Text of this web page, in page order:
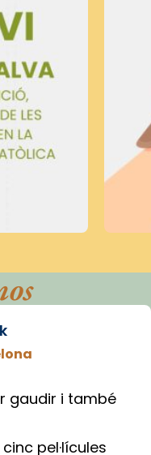
gaudir i també
pel·lícules